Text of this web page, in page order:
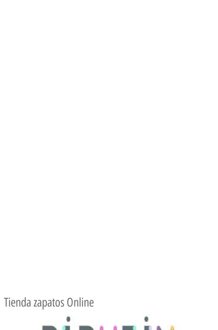
Tienda zapatos Online